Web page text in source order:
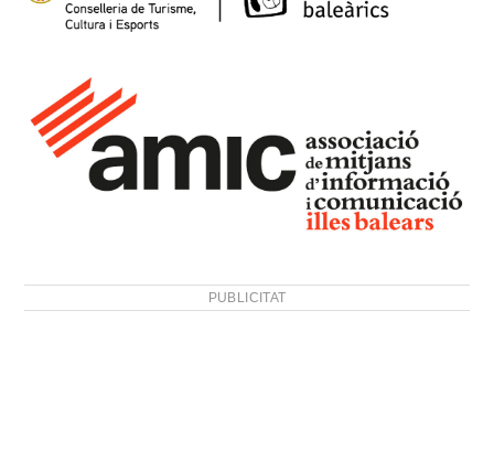
PUBLICITAT